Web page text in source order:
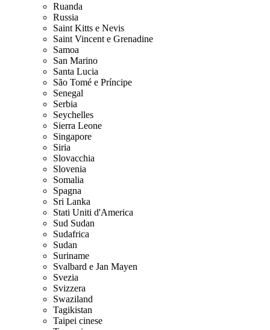
Ruanda
Russia
Saint Kitts e Nevis
Saint Vincent e Grenadine
Samoa
San Marino
Santa Lucia
São Tomé e Príncipe
Senegal
Serbia
Seychelles
Sierra Leone
Singapore
Siria
Slovacchia
Slovenia
Somalia
Spagna
Sri Lanka
Stati Uniti d'America
Sud Sudan
Sudafrica
Sudan
Suriname
Svalbard e Jan Mayen
Svezia
Svizzera
Swaziland
Tagikistan
Taipei cinese